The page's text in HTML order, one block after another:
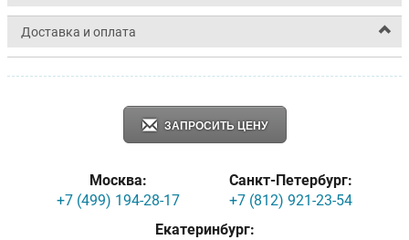
Доставка и оплата
ЗАПРОСИТЬ ЦЕНУ
Москва:
+7 (499) 194-28-17
Санкт-Петербург:
+7 (812) 921-23-54
Екатеринбург: